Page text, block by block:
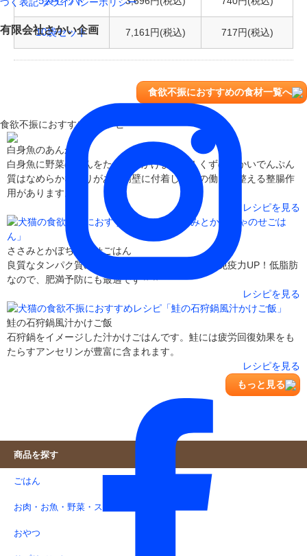
づく表記 プライバシーポリシー
有限会社さかい企画
10袋セット 7,161円(税込) 717円(税込)
食欲不振におすすめの食材一覧へ
食欲不振におすすめのレシピ
白身魚のあんかけ
白身魚に野菜のあんをたっぷりかけました！くずの細かいでんぷん
質はなめらかな粘りがあり腸壁に付着して腸の働きを整える整腸作
用があります。
レシピを見る
ささみとかぼちゃのせごはん
良質なタンパク質のささみ。緑黄色野菜と一緒に免疫力UP！低脂肪
なので、肥満予防にも最適です＾＾
レシピを見る
鮭の石狩鍋風汁かけご飯
石狩鍋をイメージした汁かけごはんです。鮭には疲労回復効果をも
たらすアンセリンが豊富に含まれます。
レシピを見る
もっと見る
商品を探す
ごはん
お肉・お魚・野菜・スープ
おやつ